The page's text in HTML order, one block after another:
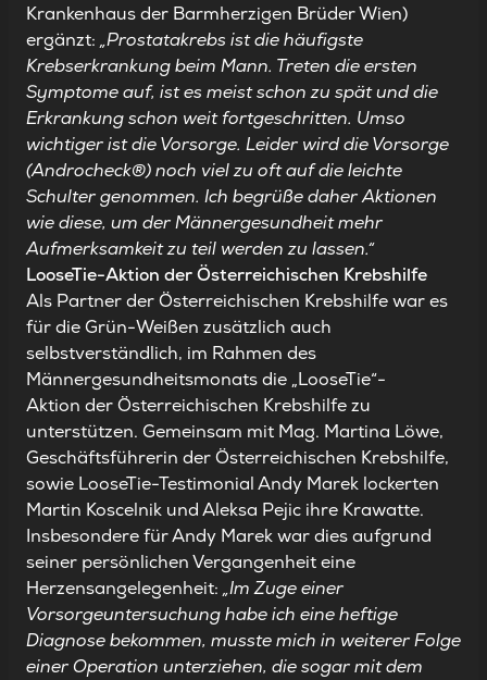
Krankenhaus der Barmherzigen Brüder Wien)
ergänzt: „Prostatakrebs ist die häufigste
Krebserkrankung beim Mann. Treten die ersten
Symptome auf, ist es meist schon zu spät und die
Erkrankung schon weit fortgeschritten. Umso
wichtiger ist die Vorsorge. Leider wird die Vorsorge
(Androcheck®) noch viel zu oft auf die leichte
Schulter genommen. Ich begrüße daher Aktionen
wie diese, um der Männergesundheit mehr
Aufmerksamkeit zu teil werden zu lassen.“
LooseTie-Aktion der Österreichischen Krebshilfe
Als Partner der Österreichischen Krebshilfe war es
für die Grün-Weißen zusätzlich auch
selbstverständlich, im Rahmen des
Männergesundheitsmonats die „LooseTie“-
Aktion der Österreichischen Krebshilfe zu
unterstützen. Gemeinsam mit Mag. Martina Löwe,
Geschäftsführerin der Österreichischen Krebshilfe,
sowie LooseTie-Testimonial Andy Marek lockerten
Martin Koscelnik und Aleksa Pejic ihre Krawatte.
Insbesondere für Andy Marek war dies aufgrund
seiner persönlichen Vergangenheit eine
Herzensangelegenheit: „Im Zuge einer
Vorsorgeuntersuchung habe ich eine heftige
Diagnose bekommen, musste mich in weiterer Folge
einer Operation unterziehen, die sogar mit dem